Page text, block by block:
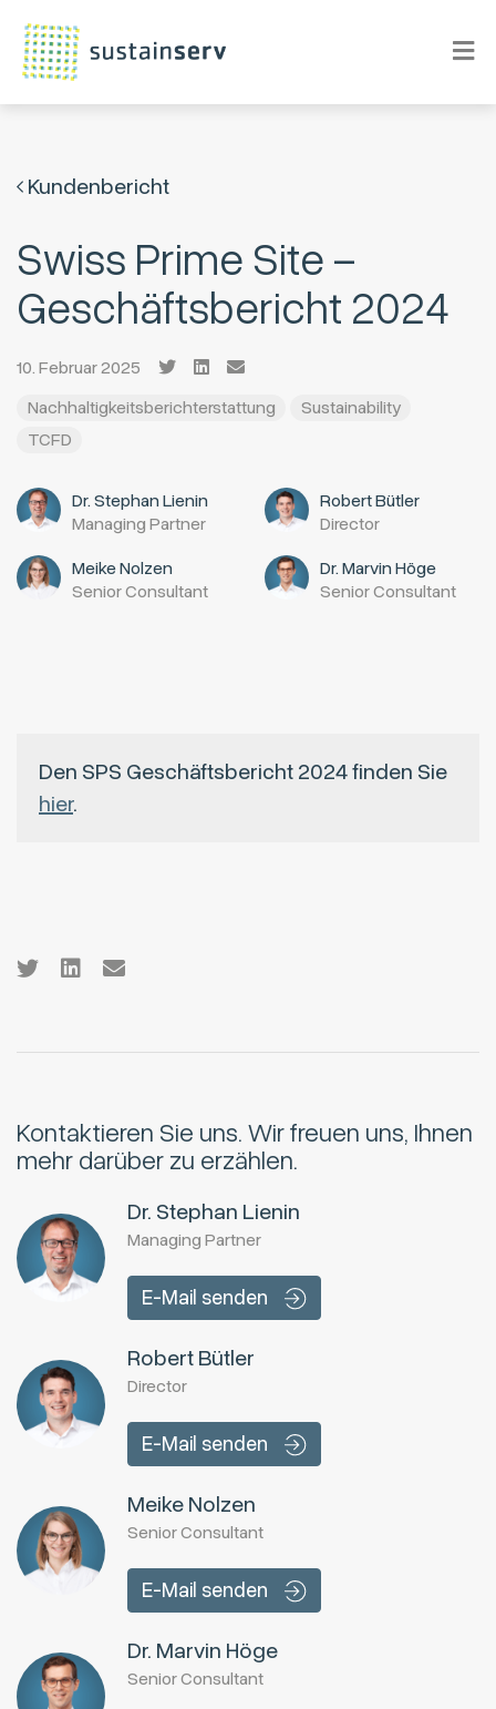
Kundenbericht
Swiss Prime Site –
Geschäftsbericht 2024
10. Februar 2025
Nachhaltigkeitsberichterstattung
Sustainability
TCFD
Dr. Stephan Lienin
Managing Partner
Robert Bütler
Director
Meike Nolzen
Senior Consultant
Dr. Marvin Höge
Senior Consultant
Den SPS Geschäftsbericht 2024 finden Sie
hier.
Kontaktieren Sie uns.Wir freuen uns, Ihnen
mehr darüber zu erzählen.
Dr. Stephan Lienin
Managing Partner
E-Mail senden
Robert Bütler
Director
E-Mail senden
Meike Nolzen
Senior Consultant
E-Mail senden
Dr. Marvin Höge
Senior Consultant